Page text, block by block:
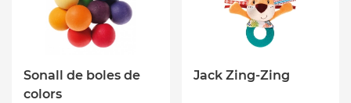
Sonall de boles de
colors
Jack Zing-Zing